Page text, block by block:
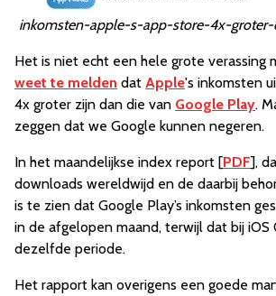
inkomsten-apple-s-app-store-4x-groter-
Het is niet echt een hele grote verassing
weet te melden dat Apple's inkomsten
4x groter zijn dan die van Google Play.
zeggen dat we Google kunnen negeren.
In het maandelijkse index report [PDF],
downloads wereldwijd en de daarbij
is te zien dat Google Play’s inkomsten
in de afgelopen maand, terwijl dat bij iOS
dezelfde periode.
Het rapport kan overigens een goede